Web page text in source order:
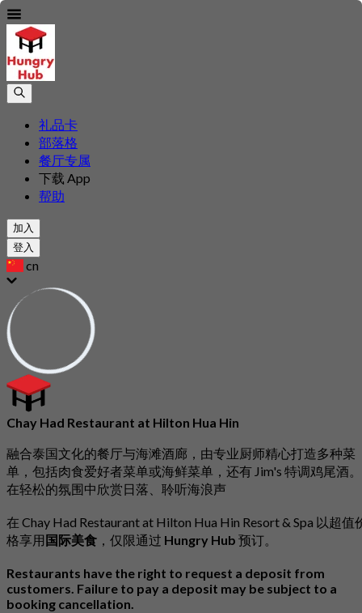
礼品卡
部落格
餐厅专属
下载 App
帮助
加入
登入
cn
Chay Had Restaurant at Hilton Hua Hin
融合泰国文化的餐厅与海滩酒廊，由专业厨师精心打造多种菜
单，包括肉食爱好者菜单或海鲜菜单，还有 Jim's 特调鸡尾酒。
在轻松的氛围中欣赏日落、聆听海浪声
在 Chay Had Restaurant at Hilton Hua Hin Resort & Spa 以超值
格享用 国际美食 ，仅限通过 Hungry Hub 预订。
Restaurants have the right to request a deposit from
customers. Failure to pay a deposit may be subject to a
booking cancellation.